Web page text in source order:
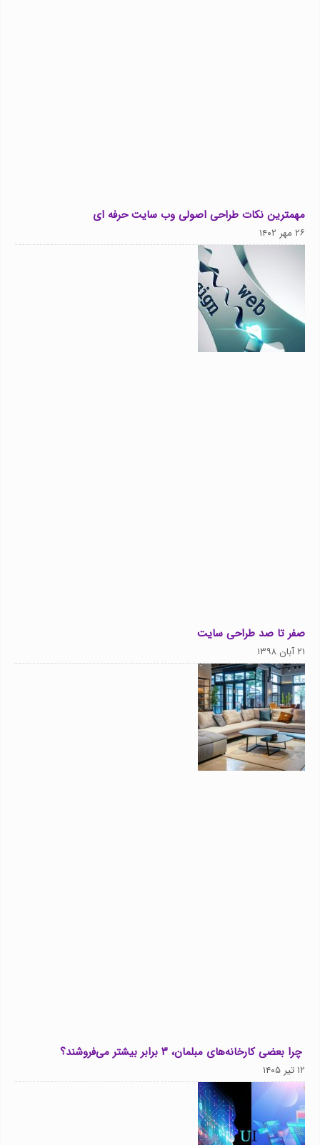
مهمترین نکات طراحی اصولی وب سایت حرفه ای
۲۶ مهر ۱۴۰۲
صفر تا صد طراحی سایت
۲۱ آبان ۱۳۹۸
چرا بعضی کارخانه‌های مبلمان، ۳ برابر بیشتر می‌فروشند؟
۱۲ تیر ۱۴۰۵